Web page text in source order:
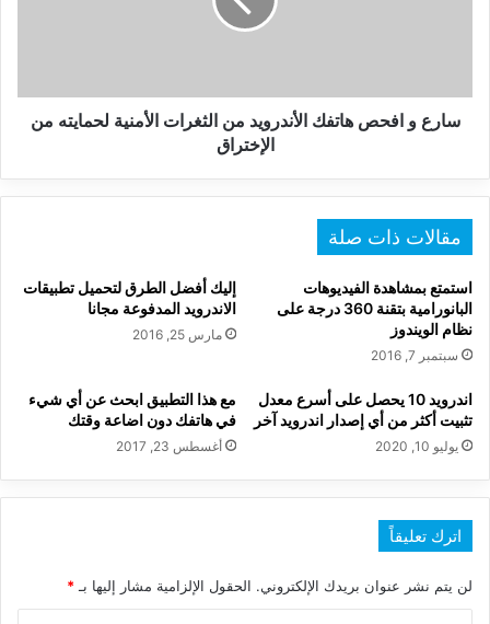
لحمايته
منسارع و افحص هاتفك الأندرويد من الثغرات الأمنية لحمايته من
الإختراق
مقالات ذات صلة
استمتع بمشاهدة الفيديوهات
البانورامية بتقنة 360 درجة على
نظام الويندوز
سبتمبر 7, 2016
إليك أفضل الطرق لتحميل تطبيقات
الاندرويد المدفوعة مجانا
مارس 25, 2016
اندرويد 10 يحصل على أسرع معدل
تثبيت أكثر من أي إصدار اندرويد آخر
يوليو 10, 2020
مع هذا التطبيق ابحث عن أي شيء
في هاتفك دون اضاعة وقتك
أغسطس 23, 2017
اترك تعليقاً
لن يتم نشر عنوان بريدك الإلكتروني. الحقول الإلزامية مشار إليها بـ*